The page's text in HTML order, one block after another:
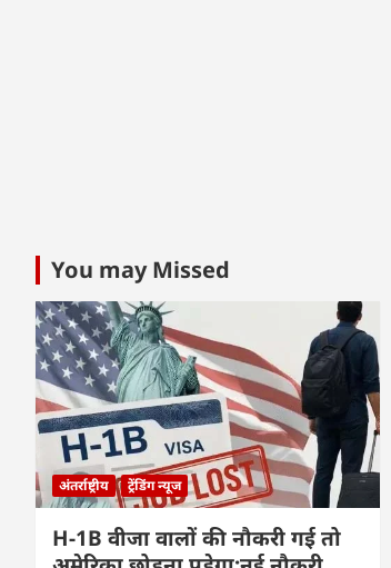
You may Missed
अंतर्राष्ट्रीय ट्रेंडिंग न्यूज
H-1B वीजा वालों की नौकरी गई तो